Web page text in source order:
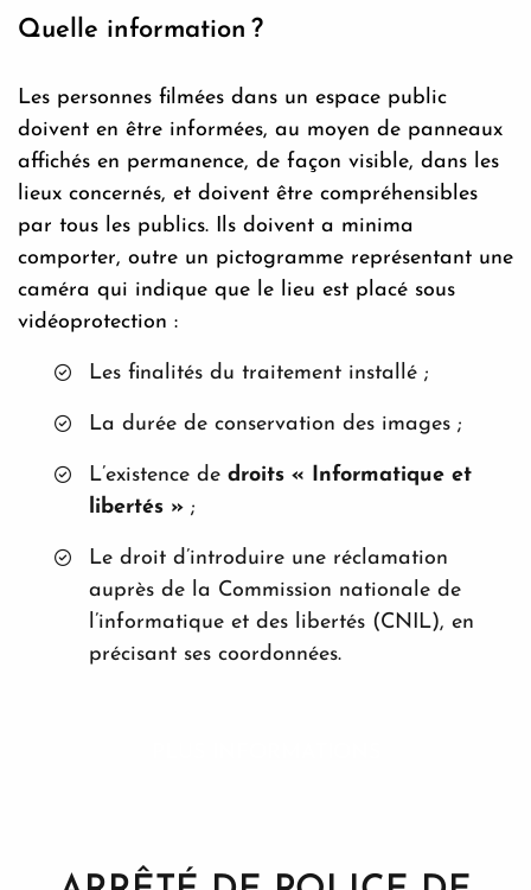
Quelle information ?
Les personnes filmées dans un espace public
doivent en être informées, au moyen de panneaux
affichés en permanence, de façon visible, dans les
lieux concernés, et doivent être compréhensibles
par tous les publics. Ils doivent a minima
comporter, outre un pictogramme représentant une
caméra qui indique que le lieu est placé sous
vidéoprotection :
Les finalités du traitement installé ;
La durée de conservation des images ;
L’existence de droits « Informatique et
libertés » ;
Le droit d’introduire une réclamation
auprès de la Commission nationale de
l’informatique et des libertés (CNIL), en
précisant ses coordonnées.